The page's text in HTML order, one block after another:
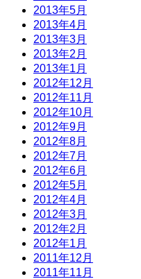
2013年5月
2013年4月
2013年3月
2013年2月
2013年1月
2012年12月
2012年11月
2012年10月
2012年9月
2012年8月
2012年7月
2012年6月
2012年5月
2012年4月
2012年3月
2012年2月
2012年1月
2011年12月
2011年11月